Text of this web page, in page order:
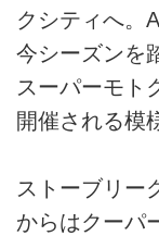
クシティへ。
今シーズンを
スーパーモト
開催される模
ストーブリー
からはクーパ